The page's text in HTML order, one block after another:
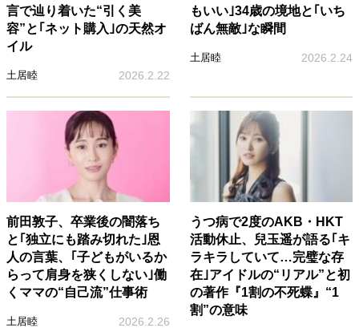
言で辿り着いた“引く美
容”と｢ネット購入｣の天然オ
イル
土居睦 2026.2.22
もいい｣34歳の境地と｢いち
ばん無敵｣な瞬間
土居睦 2026.2.24
前田敦子、卒業後の闇落ち
と｢独立にも踏み切れた｣恩
人の言葉、｢子どもがいるか
らって肩身を狭くしない｣働
くママの“自己流”仕事術
土居睦 2026.2.26
うつ病で2度のAKB・HKT
活動休止、兒玉遥が語る｢キ
ラキラしていて…完璧な存
在｣アイドルの“リアル”と初
の著作『1割の不死蝶』“1
割”の意味